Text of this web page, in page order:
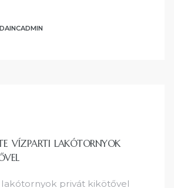
VÍZPARTI LAKÓTORNYOK
privát kikötővel